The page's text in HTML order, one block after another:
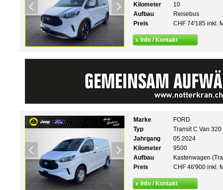
Kilometer
10
Aufbau
Reisebus
Preis
CHF 74'185 inkl.
Info / Kontakt
Marke
FORD
Typ
Transit C Van
Jahrgang
05.2024
Kilometer
9500
Aufbau
Kastenwagen
Preis
CHF 46'900 inkl.
Info / Kontakt